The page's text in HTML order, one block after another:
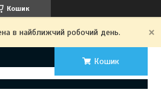
Кошик
в найближчий робочий день.
Кошик